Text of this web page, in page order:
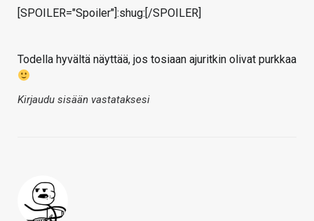
[SPOILER="Spoiler"]:shug:[/SPOILER]
Todella hyvältä näyttää, jos tosiaan ajuritkin olivat purkkaa
Kirjaudu sisään vastataksesi